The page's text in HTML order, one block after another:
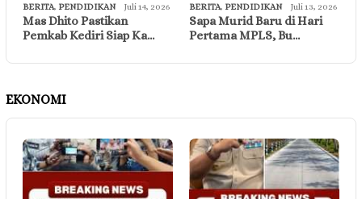
BERITA, PENDIDIKAN Juli 14, 2026
Mas Dhito Pastikan
Pemkab Kediri Siap Ka…
BERITA, PENDIDIKAN Juli 13, 2026
Sapa Murid Baru di Hari
Pertama MPLS, Bu…
EKONOMI